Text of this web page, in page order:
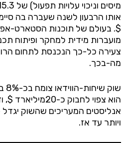
$. בעולם של תוכנות הסטארט-
מועברות מידית למחקר ופיתוח
צעירה כל-כך הנכנסת לתחום
מה-בכך.
הוא צפוי לחבוק כ-
ויותר עד אז.